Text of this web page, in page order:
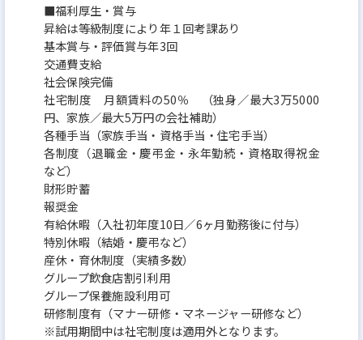
■福利厚生・賞与
昇給は等級制度により年１回考課あり
基本賞与・評価賞与年3回
交通費支給
社会保険完備
社宅制度 月額賃料の50％ （独身／最大3万5000
円、家族／最大5万円の会社補助）
各種手当（家族手当・資格手当・住宅手当）
各制度（退職金・慶弔金・永年勤続・資格取得祝金
など）
財形貯蓄
報奨金
有給休暇（入社初年度10日／6ヶ月勤務後に付与）
特別休暇（結婚・慶弔など）
産休・育休制度（実績多数）
グループ飲食店割引利用
グループ保養施設利用可
研修制度有（マナー研修・マネージャー研修など）
※試用期間中は社宅制度は適用外となります。